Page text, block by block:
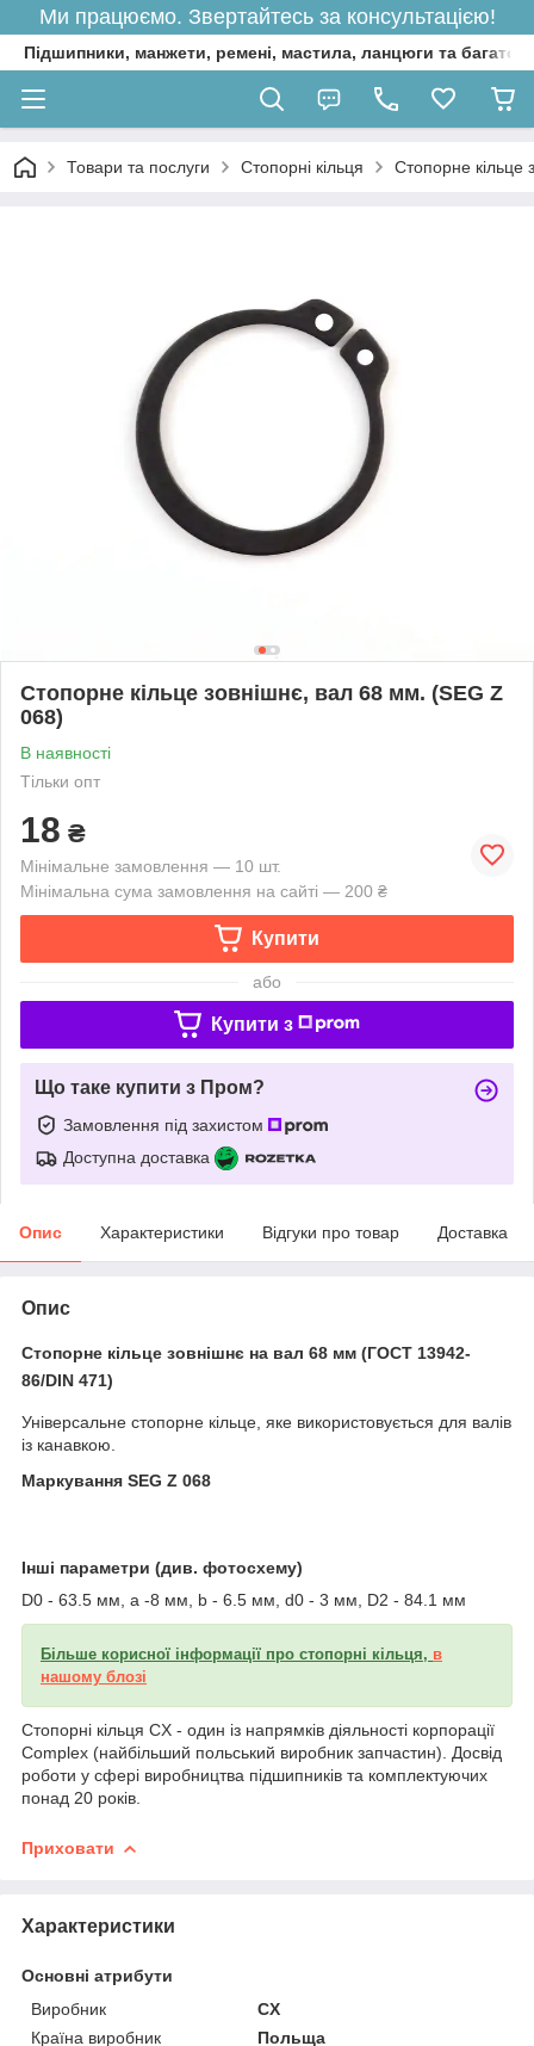
Ми працюємо. Звертайтесь за консультацією!
Підшипники, манжети, ремені, мастила, ланцюги та багато
Товари та послуги Стопорні кільця Стопорне кільце
Стопорне кільце зовнішнє, вал 68 мм. (SEG Z
068)
В наявності
Тільки опт
18 ₴
Мінімальне замовлення — 10 шт.
Мінімальна сума замовлення на сайті — 200 ₴
Купити
або
Купити з
Що таке купити з Пром?
Замовлення під захистом
Доступна доставка
Опис Характеристики Відгуки про товар Доставка
Опис
Стопорне кільце зовнішнє на вал 68 мм (ГОСТ 13942-
86/DIN 471)
Універсальне стопорне кільце, яке використовується для валів
із канавкою.
Маркування SEG Z 068
Інші параметри (див. фотосхему)
D0 - 63.5 мм, a -8 мм, b - 6.5 мм, d0 - 3 мм, D2 - 84.1 мм
Більше корисної інформації про стопорні кільця, в
нашому блозі
Стопорні кільця CX - один із напрямків діяльності корпорації
Complex (найбільший польський виробник запчастин). Досвід
роботи у сфері виробництва підшипників та комплектуючих
понад 20 років.
Приховати
Характеристики
Основні атрибути
Виробник
CX
Країна виробник
Польща